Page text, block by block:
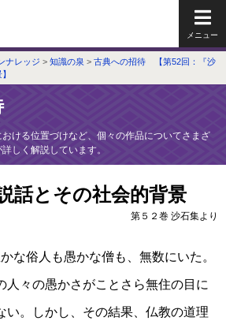
ナレッジ > 知識の泉 > 古典への招待 【第52回：『沙
ける位置づけなど、個々の作品についてさまざ
しく解説しています。
話とその社会的背景
第５２巻 沙石集より
な俗人も愚かな僧も、無数にいた。
人々の愚かさがことさら無住の目に
い。しかし、その結果、仏教の道理